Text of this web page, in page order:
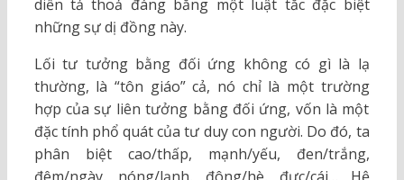
diễn tả thoả đáng bằng một luật tắc đặc biệt
những sự dị đồng này.
Lối tư tưởng bằng đối ứng không có gì là lạ
thường, là “tôn giáo” cả, nó chỉ là một trường
hợp của sự liên tưởng bằng đối ứng, vốn là một
đặc tính phổ quát của tư duy con người. Do đó, ta
phân biệt cao/thấp, mạnh/yếu, đen/trắng,